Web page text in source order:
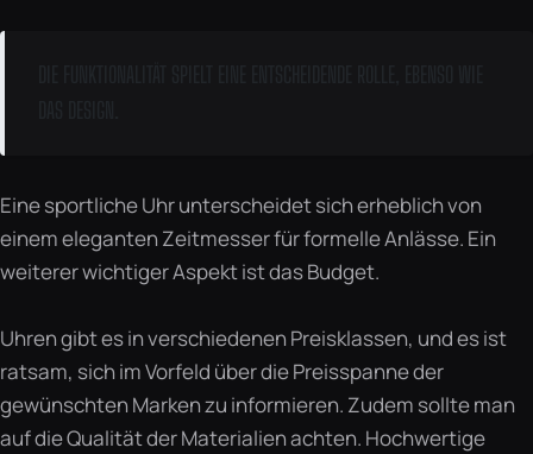
Eine sportliche Uhr unterscheidet sich erheblich von
einem eleganten Zeitmesser für formelle Anlässe. Ein
weiterer wichtiger Aspekt ist das Budget.
Uhren gibt es in verschiedenen Preisklassen, und es ist
ratsam, sich im Vorfeld über die Preisspanne der
gewünschten Marken zu informieren. Zudem sollte man
auf die Qualität der Materialien achten. Hochwertige